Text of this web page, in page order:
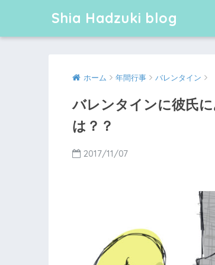
Shia Hadzuki blog
ホーム 年間行事 バレンタイン
バレンタインに彼氏
は？？
2017/11/07